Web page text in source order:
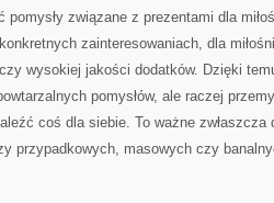
pomysły związane z prezentami dla
zainteresowaniach, dla
wysokiej jakości dodatków. Dzięki
pomysłów, ale raczej
coś dla siebie. To ważne
przypadkowych, masowych czy